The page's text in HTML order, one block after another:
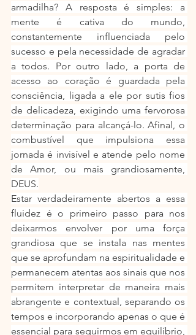
armadilha? A resposta é simples: a
mente é cativa do mundo,
constantemente influenciada pelo
sucesso e pela necessidade de agradar
a todos. Por outro lado, a porta de
acesso ao coração é guardada pela
consciência, ligada a ele por sutis fios
de delicadeza, exigindo uma fervorosa
determinação para alcançá-lo. Afinal, o
combustível que impulsiona essa
jornada é invisível e atende pelo nome
de Amor, ou mais grandiosamente,
DEUS.
Estar verdadeiramente abertos a essa
fluidez é o primeiro passo para nos
deixarmos envolver por uma força
grandiosa que se instala nas mentes
que se aprofundam na espiritualidade e
permanecem atentas aos sinais que nos
permitem interpretar de maneira mais
abrangente e contextual, separando os
tempos e incorporando apenas o que é
essencial para seguirmos em equilíbrio,